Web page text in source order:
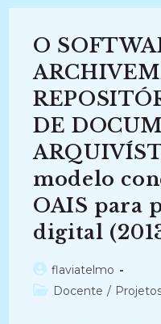
Das
(
2019)
O
DE
modelo
OAIS para
digital
Autor
do
flaviatelmo
Categoria
Docente /